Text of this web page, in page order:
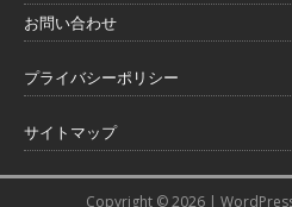
お問い合わせ
プライバシーポリシー
サイトマップ
Copyright © 2026 |